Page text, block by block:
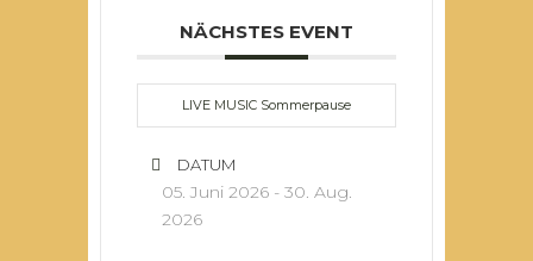
NÄCHSTES EVENT
LIVE MUSIC Sommerpause
DATUM
05. Juni 2026 - 30. Aug.
2026